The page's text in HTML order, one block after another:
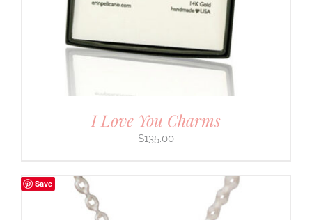
I Love You Charms
$135.00
Save